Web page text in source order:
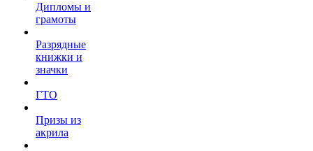
Дипломы и
грамоты
Разрядные
книжки и
значки
ГТО
Призы из
акрила